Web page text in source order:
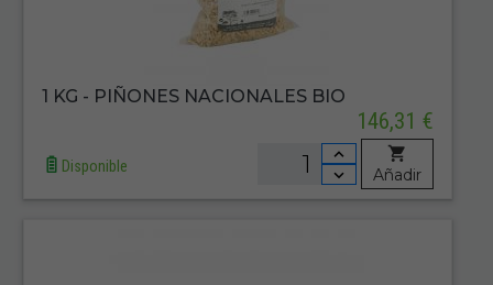
1 KG - PIÑONES NACIONALES BIO
146,31 €
Disponible Añadir